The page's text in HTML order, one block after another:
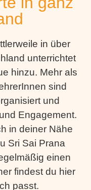
in über
unterrichtet
hinzu. Mehr als
sind
und
Engagement.
in deiner Nähe
Sri Sai Prana
einen
findest du hier
passt.